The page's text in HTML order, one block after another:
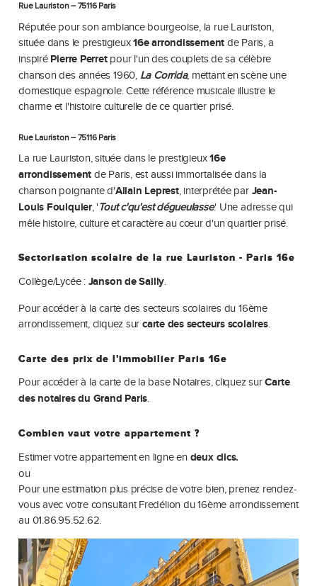
Rue Lauriston – 75116 Paris
Réputée pour son ambiance bourgeoise, la rue Lauriston,
située dans le prestigieux16e arrondissement de Paris, a
inspiré Pierre Perretpour l'un des couplets de sa célèbre
chanson des années 1960, La Corrida, mettant en scène une
domestique espagnole. Cette référence musicale illustre le
charme et l'histoire culturelle de ce quartier prisé.
Rue Lauriston – 75116 Paris
La rue Lauriston, située dans le prestigieux16e
arrondissement de Paris, est aussi immortalisée dans la
chanson poignante d'Allain Leprest, interprétée par Jean-
Louis Foulquier, 'Tout c'qu'est dégueulasse.' Une adresse qui
mêle histoire, culture et caractère au cœur d'un quartier prisé.
Sectorisation scolaire de la rue Lauriston - Paris 16e
Collège/Lycée : Janson de Sailly.
Pour accéder à la carte des secteurs scolaires du 16ème
arrondissement, cliquez sur carte des secteurs scolaires.
Carte des prix de l'immobilier Paris 16e
Pour accéder à la carte de la base Notaires, cliquez surCarte
des notaires du Grand Paris.
Combien vaut votre appartement ?
Estimer votre appartement en ligne en deux clics.
ou
Pour une estimation plus précise de votre bien, prenez rendez-
vous avec votre consultant Fredélion du 16ème arrondissement
au 01.86.95.52.62.